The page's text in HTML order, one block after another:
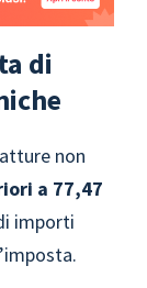
di
non
a 77,47
importi